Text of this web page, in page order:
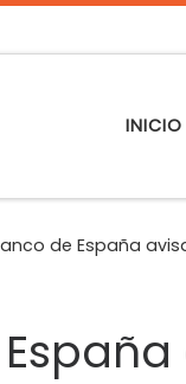
INICIO
de España